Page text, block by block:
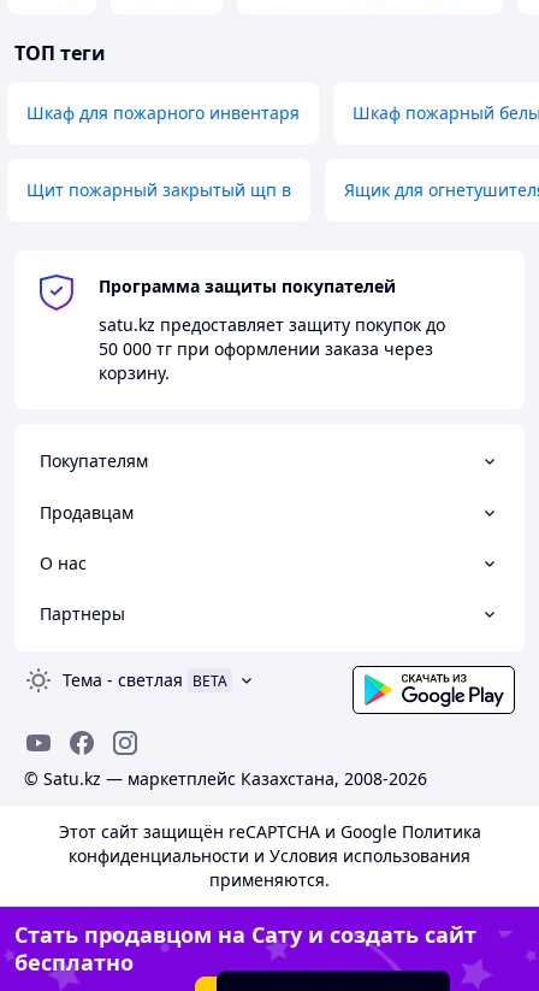
ТОП теги
Шкаф для пожарного инвентаря Шкаф пожарный
Щит пожарный закрытый щп в Ящик для
Программа защиты покупателей
satu.kz предоставляет защиту покупок до
50 000 тг при оформлении заказа через
корзину.
Покупателям
Продавцам
О нас
Партнеры
Тема - светлая BETA
© Satu.kz — маркетплейс Казахстана, 2008-2026
Этот сайт защищён reCAPTCHA и Google Политика
конфиденциальности и Условия использования
применяются.
Стать продавцом на Сату и создать сайт
бесплатно